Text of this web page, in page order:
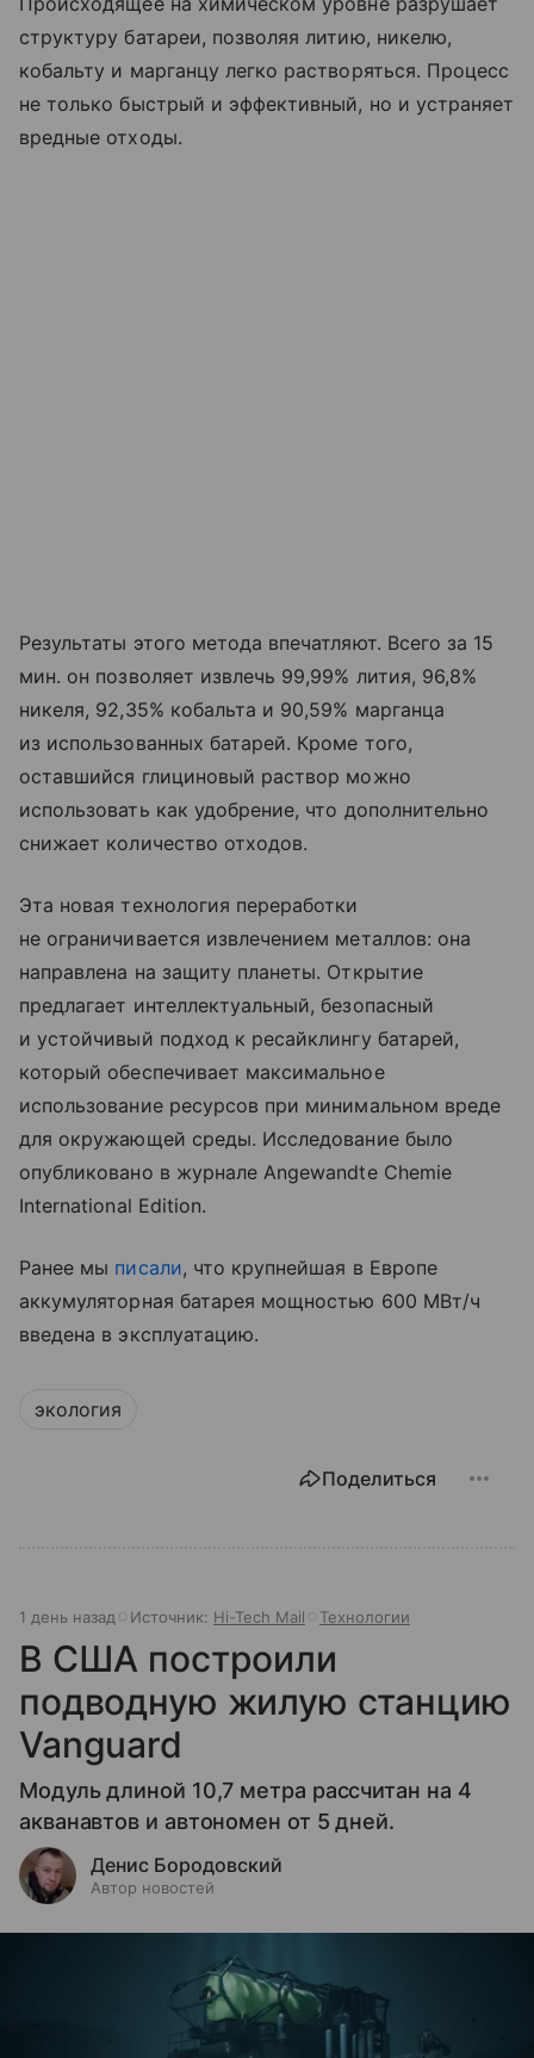
структуру батареи, позволяя литию, никелю,
кобальту и марганцу легко растворяться. Процесс
не только быстрый и эффективный, но и устраняет
вредные отходы.
Результаты этого метода впечатляют. Всего за 15
мин. он позволяет извлечь 99,99% лития, 96,8%
никеля, 92,35% кобальта и 90,59% марганца
из использованных батарей. Кроме того,
оставшийся глициновый раствор можно
использовать как удобрение, что дополнительно
снижает количество отходов.
Эта новая технология переработки
не ограничивается извлечением металлов: она
направлена на защиту планеты. Открытие
предлагает интеллектуальный, безопасный
и устойчивый подход к ресайклингу батарей,
который обеспечивает максимальное
использование ресурсов при минимальном вреде
для окружающей среды. Исследование было
опубликовано в журнале Angewandte Chemie
International Edition.
Ранее мы писали, что крупнейшая в Европе
аккумуляторная батарея мощностью 600 МВт/ч
введена в эксплуатацию.
экология
Поделиться
1 день назад Источник: Hi-Tech Mail Технологии
В США построили
подводную жилую станцию
Vanguard
Модуль длиной 10,7 метра рассчитан на 4
акванавтов и автономен от 5 дней.
Денис Бородовский
Автор новостей